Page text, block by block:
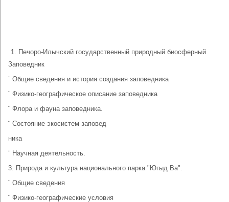
Печоро-Илычский государственный природный биосферный
Заповедник
¨ Общие сведения и история создания заповедника
¨ Физико-географическое описание заповедника
¨ Флора и фауна заповедника.
¨ Состояние экосистем заповед
ника
¨ Научная деятельность.
3. Природа и культура национального парка "Югыд Ва".
¨ Общие сведения
¨ Физико-географические условия